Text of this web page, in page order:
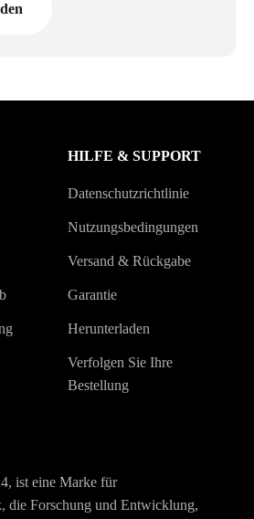
HILFE & SUPPORT
Datenschutzrichtlinie
Nutzungsbedingungen
Versand & Rückgabe
Garantie
Herunterladen
Verfolgen Sie Ihre
Bestellung
ist eine Marke für
die Forschung und Entwicklung,